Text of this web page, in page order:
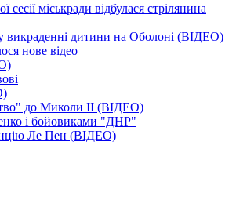
сесії міськради відбулася стрілянина
викраденні дитини на Оболоні (ВІДЕО)
нове відео
до Миколи ІІ (ВІДЕО)
і бойовиками "ДНР"
Ле Пен (ВІДЕО)